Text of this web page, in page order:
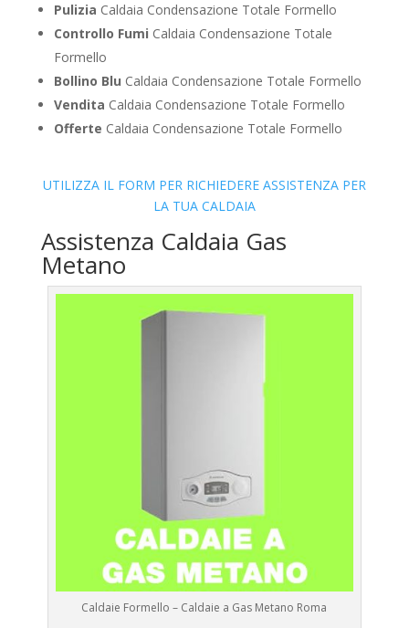
Pulizia Caldaia Condensazione Totale Formello
Controllo Fumi Caldaia Condensazione Totale
Formello
Bollino Blu Caldaia Condensazione Totale Formello
Vendita Caldaia Condensazione Totale Formello
Offerte Caldaia Condensazione Totale Formello
UTILIZZA IL FORM PER RICHIEDERE ASSISTENZA PER
LA TUA CALDAIA
Assistenza Caldaia Gas
Metano
Caldaie Formello – Caldaie a Gas Metano Roma